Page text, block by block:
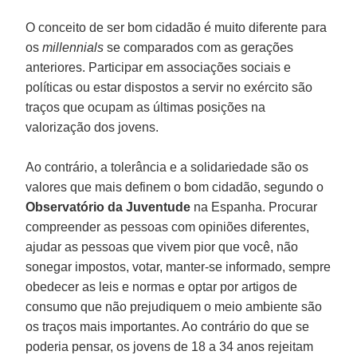
O conceito de ser bom cidadão é muito diferente para
osmillennials se comparados com as gerações
anteriores. Participar em associações sociais e
políticas ou estar dispostos a servir no exército são
traços que ocupam as últimas posições na
valorização dos jovens.
Ao contrário, a tolerância e a solidariedade são os
valores que mais definem o bom cidadão, segundo o
Observatório da Juventude na Espanha. Procurar
compreender as pessoas com opiniões diferentes,
ajudar as pessoas que vivem pior que você, não
sonegar impostos, votar, manter-se informado, sempre
obedecer as leis e normas e optar por artigos de
consumo que não prejudiquem o meio ambiente são
os traços mais importantes. Ao contrário do que se
poderia pensar, os jovens de 18 a 34 anos rejeitam